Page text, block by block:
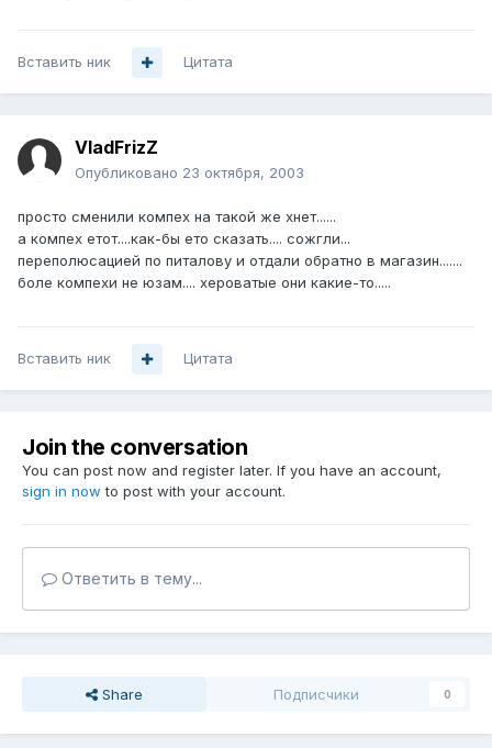
Вставить ник Цитата
VladFrizZ
Опубликовано 23 октября, 2003
просто сменили компех на такой же хнет......
а компех етот....как-бы ето сказать.... сожгли...
переполюсацией по питалову и отдали обратно в магазин.......
боле компехи не юзам.... хероватые они какие-то.....
Вставить ник Цитата
Join the conversation
You can post now and register later. If you have an account,
sign in now to post with your account.
Ответить в тему...
Share Подписчики 0